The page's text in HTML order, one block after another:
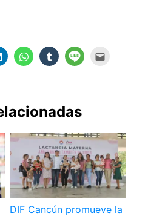
DIF Cancún promueve la